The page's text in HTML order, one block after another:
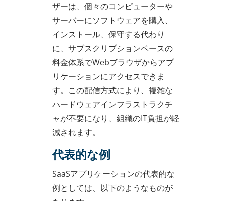
ザーは、個々のコンピューターや
サーバーにソフトウェアを購入、
インストール、保守する代わり
に、サブスクリプションベースの
料金体系でWebブラウザからアプ
リケーションにアクセスできま
す。この配信方式により、複雑な
ハードウェアインフラストラクチ
ャが不要になり、組織のIT負担が軽
減されます。
代表的な例
SaaSアプリケーションの代表的な
例としては、以下のようなものが